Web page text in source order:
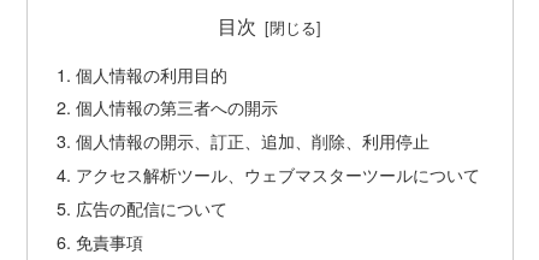
目次
個人情報の利用目的
個人情報の第三者への開示
個人情報の開示、訂正、追加、削除、利用停止
アクセス解析ツール、ウェブマスターツールについて
広告の配信について
免責事項